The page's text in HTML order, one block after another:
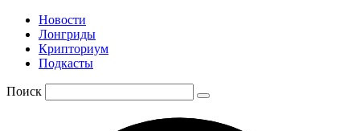
Новости
Лонгриды
Крипториум
Подкасты
Поиск